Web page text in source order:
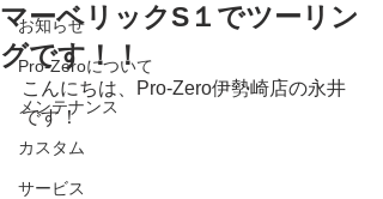
お知らせ
Pro-Zeroについて
メンテナンス
カスタム
サービス
マーベリックS１でツーリン
グです！！
こんにちは、Pro-Zero伊勢崎店の永井
です！